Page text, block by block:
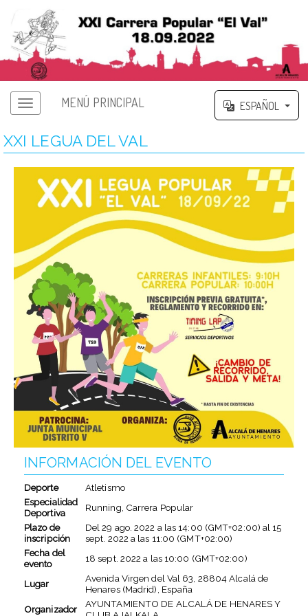
MENÚ PRINCIPAL ESPAÑOL
XXI LEGUA DEL VAL
INFORMACIÓN DEL EVENTO
Deporte
Atletismo
Especialidad
Deportiva
Running, Carrera Popular
Plazo de
inscripción
Del29 ago. 2022 a las14:00 (GMT+02:00) al15
sept. 2022a las 11:00 (GMT+02:00)
Fecha del
evento
18 sept. 2022a las10:00 (GMT+02:00)
Lugar
Avenida Virgen del Val 63, 28804 Alcalá de
Henares (Madrid), España
Organizador
AYUNTAMIENTO DE ALCALÁ DE HENARES Y